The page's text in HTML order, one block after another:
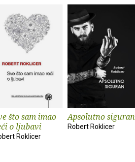
što sam imao
o ljubavi
Roklicer
Apsolutno siguran
Robert Roklicer